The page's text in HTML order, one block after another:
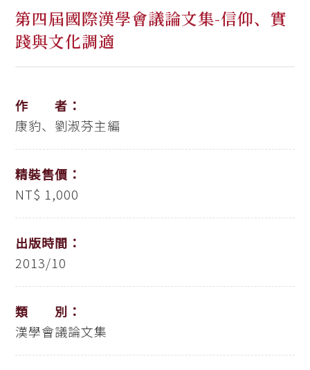
第四屆國際漢學會議論文集-信仰、實
踐與文化調適
作 者：
康豹、劉淑芬主編
精裝售價：
NT$ 1,000
出版時間：
2013/10
類 別：
漢學會議論文集